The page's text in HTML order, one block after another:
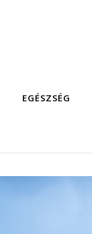
EGÉSZSÉG